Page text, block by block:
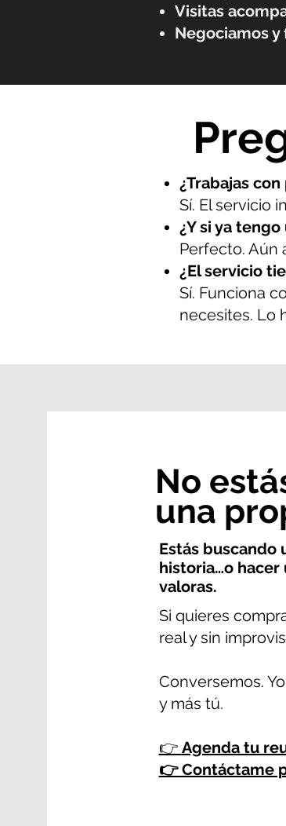
Visitas
Negociamos y
¿Trabajas
Sí. El servicio
¿Y si ya
Perfecto. Aún
¿El servicio
Sí. Funciona
necesites. Lo
No
una
Si quieres
real y sin
Conversemos.
y más tú.
👉 Agenda tu
👉 Contáctame
Estás buscando
historia…o hacer
valoras.